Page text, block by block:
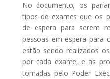
No documento, os
tipos de exames que os
de espera para serem
pessoas em espera para
estão sendo realizados
por cada exame; e as
tomadas pelo Poder